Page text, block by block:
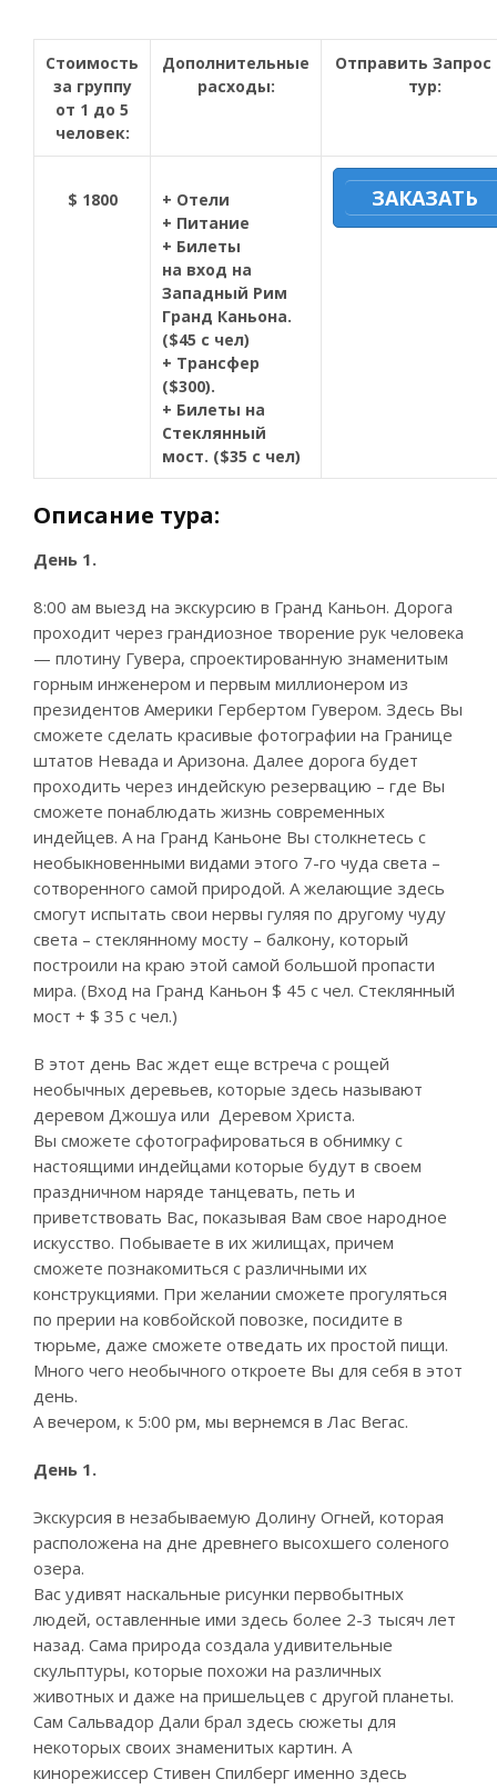
Стоимость
за группу
от 1 до 5
человек:
Дополнительные
расходы:
Отправить Запрос
тур:
$ 1800
+ Отели
+ Питание
+ Билеты
на вход на
Западный Рим
Гранд Каньона.
($45 с чел)
+ Трансфер
($300).
+ Билеты на
Стеклянный
мост. ($35 с чел)
ЗАКАЗАТЬ
Описание тура:
День 1.
8:00 ам выезд на экскурсию в Гранд Каньон. Дорога
проходит через грандиозное творение рук человека
— плотину Гувера, спроектированную знаменитым
горным инженером и первым миллионером из
президентов Америки Гербертом Гувером. Здесь Вы
сможете сделать красивые фотографии на Границе
штатов Невада и Аризона. Далее дорога будет
проходить через индейскую резервацию – где Вы
сможете понаблюдать жизнь современных
индейцев. А на Гранд Каньоне Вы столкнетесь с
необыкновенными видами этого 7-го чуда света –
сотворенного самой природой. А желающие здесь
смогут испытать свои нервы гуляя по другому чуду
света – стеклянному мосту – балкону, который
построили на краю этой самой большой пропасти
мира. (Вход на Гранд Каньон $ 45 с чел. Стеклянный
мост + $ 35 с чел.)
В этот день Вас ждет еще встреча с рощей
необычных деревьев, которые здесь называют
деревом Джошуа или Деревом Христа.
Вы сможете сфотографироваться в обнимку с
настоящими индейцами которые будут в своем
праздничном наряде танцевать, петь и
приветствовать Вас, показывая Вам свое народное
искусство. Побываете в их жилищах, причем
сможете познакомиться с различными их
конструкциями. При желании сможете прогуляться
по прерии на ковбойской повозке, посидите в
тюрьме, даже сможете отведать их простой пищи.
Много чего необычного откроете Вы для себя в этот
день.
А вечером, к 5:00 рм, мы вернемся в Лас Вегас.
День 1.
Экскурсия в незабываемую Долину Огней, которая
расположена на дне древнего высохшего соленого
озера.
Вас удивят наскальные рисунки первобытных
людей, оставленные ими здесь более 2-3 тысяч лет
назад. Сама природа создала удивительные
скульптуры, которые похожи на различных
животных и даже на пришельцев с другой планеты.
Сам Сальвадор Дали брал здесь сюжеты для
некоторых своих знаменитых картин. А
кинорежиссер Стивен Спилберг именно здесь